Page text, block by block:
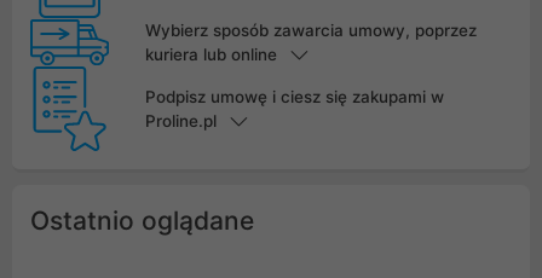
Wybierz sposób zawarcia umowy, poprzez
kuriera lub online
Podpisz umowę i ciesz się zakupami w
Proline.pl
Ostatnio oglądane